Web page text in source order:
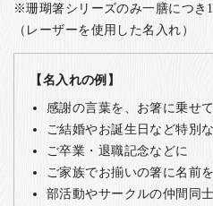
※珊瑚箸シリーズのみ一膳につき
（レーザーを使用した名入れ）
【名入れの例】
感謝の言葉を、お箸に乗せて
ご結婚やお誕生日など特別
ご卒業・退職記念などに
ご家族でお揃いの箸に名前
部活動やサークルの仲間同